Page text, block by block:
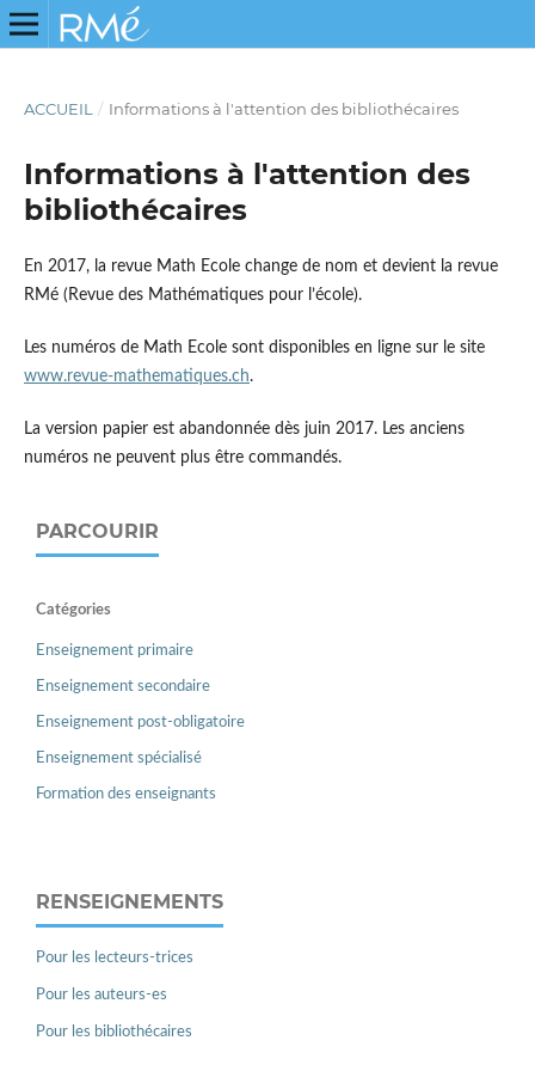
ACCUEIL / Informations à l'attention des bibliothécaires
Informations à l'attention des
bibliothécaires
En 2017, la revue Math Ecole change de nom et devient la revue
RMé (Revue des Mathématiques pour l’école).
Les numéros de Math Ecole sont disponibles en ligne sur le site
www.revue-mathematiques.ch.
La version papier est abandonnée dès juin 2017. Les anciens
numéros ne peuvent plus être commandés.
PARCOURIR
Catégories
Enseignement primaire
Enseignement secondaire
Enseignement post-obligatoire
Enseignement spécialisé
Formation des enseignants
RENSEIGNEMENTS
Pour les lecteurs-trices
Pour les auteurs-es
Pour les bibliothécaires